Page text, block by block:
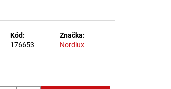
Kód:
176653
Značka:
Nordlux